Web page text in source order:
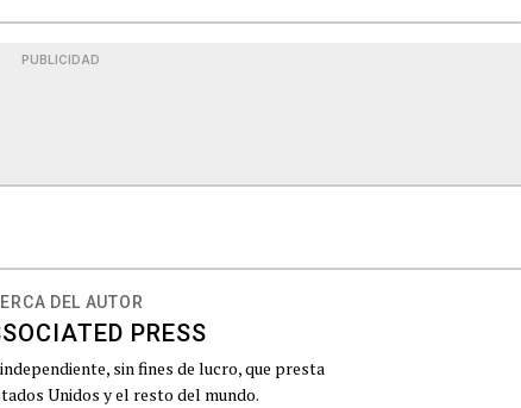
PUBLICIDAD
DEL AUTOR
PRESS
sin fines de lucro, que presta
Unidos y el resto del mundo.